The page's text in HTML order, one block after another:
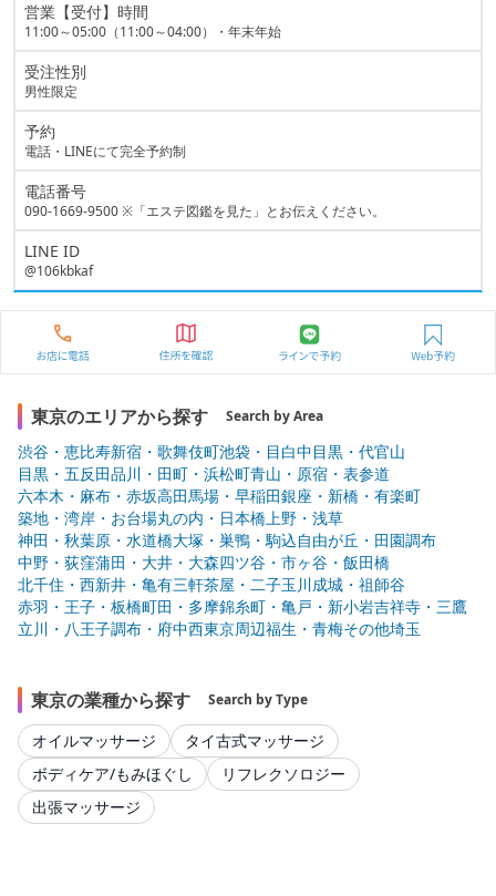
営業【受付】時間
11:00～05:00（11:00～04:00）・年末年始
受注性別
男性限定
予約
電話・LINEにて完全予約制
電話番号
090-1669-9500※「エステ図鑑を見た」とお伝えください。
LINE ID
@106kbkaf
東京のエリアから探す Search by Area
渋谷・恵比寿新宿・歌舞伎町池袋・目白中目黒・代官山
目黒・五反田品川・田町・浜松町青山・原宿・表参道
六本木・麻布・赤坂高田馬場・早稲田銀座・新橋・有楽町
築地・湾岸・お台場丸の内・日本橋上野・浅草
神田・秋葉原・水道橋大塚・巣鴨・駒込自由が丘・田園調布
中野・荻窪蒲田・大井・大森四ツ谷・市ヶ谷・飯田橋
北千住・西新井・亀有三軒茶屋・二子玉川成城・祖師谷
赤羽・王子・板橋町田・多摩錦糸町・亀戸・新小岩吉祥寺・三鷹
立川・八王子調布・府中西東京周辺福生・青梅その他埼玉
東京の業種から探す Search by Type
オイルマッサージ
タイ古式マッサージ
ボディケア/もみほぐし
リフレクソロジー
出張マッサージ